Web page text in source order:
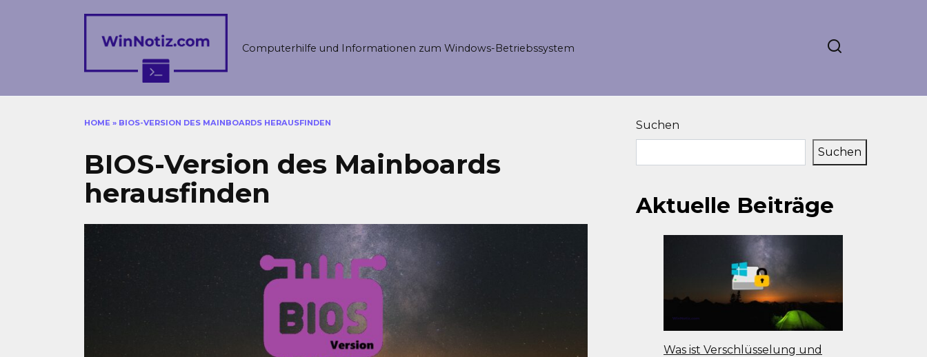
Computerhilfe und Informationen zum Windows-Betriebssystem
HOME » BIOS-VERSION DES MAINBOARDS HERAUSFINDEN
BIOS-Version des Mainboards
herausfinden
Suchen
Suchen
Aktuelle Beiträge
Was ist Verschlüsselung und